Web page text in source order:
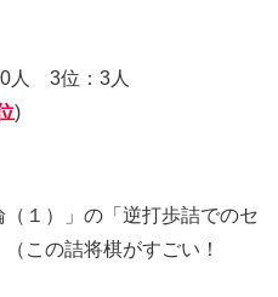
人 3位：3人
)
１）」の「逆打歩詰でのセ
この詰将棋がすごい！